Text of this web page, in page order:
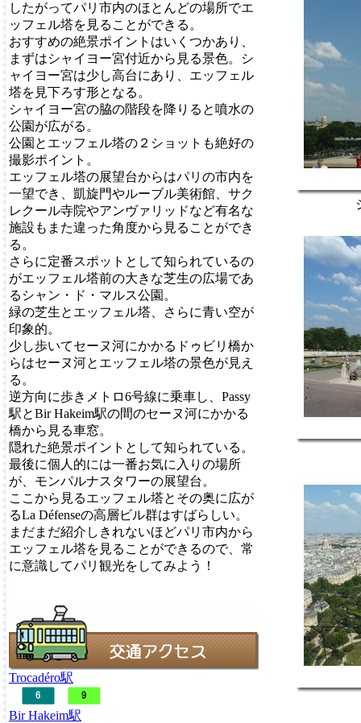
したがってパリ市内のほとんどの場所でエ
ッフェル塔を見ることができる。
おすすめの絶景ポイントはいくつかあり、
まずはシャイヨー宮付近から見る景色。シ
ャイヨー宮は少し高台にあり、エッフェル
塔を見下ろす形となる。
シャイヨー宮の脇の階段を降りると噴水の
公園が広がる。
公園とエッフェル塔の２ショットも絶好の
撮影ポイント。
エッフェル塔の展望台からはパリの市内を
一望でき、凱旋門やルーブル美術館、サク
レクール寺院やアンヴァリッドなど有名な
施設もまた違った角度から見ることができ
る。
さらに定番スポットとして知られているの
がエッフェル塔前の大きな芝生の広場であ
るシャン・ド・マルス公園。
緑の芝生とエッフェル塔、さらに青い空が
印象的。
少し歩いてセーヌ河にかかるドゥビリ橋か
らはセーヌ河とエッフェル塔の景色が見え
る。
逆方向に歩きメトロ6号線に乗車し、Passy
駅とBir Hakeim駅の間のセーヌ河にかかる
橋から見る車窓。
隠れた絶景ポイントとして知られている。
最後に個人的には一番お気に入りの場所
が、モンパルナスタワーの展望台。
ここから見るエッフェル塔とその奥に広が
るLa Défenseの高層ビル群はすばらしい。
まだまだ紹介しきれないほどパリ市内から
エッフェル塔を見ることができるので、常
に意識してパリ観光をしてみよう！
Trocadéro駅
Bir Hakeim駅